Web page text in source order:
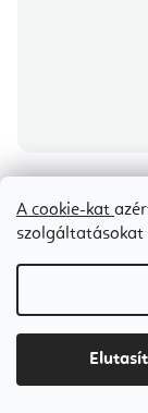
A cookie-kat
szolgáltatásokat